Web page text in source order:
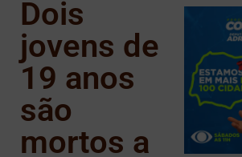
Dois
jovens de
19 anos
são
mortos a